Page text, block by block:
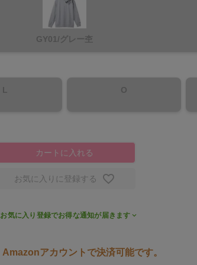
GY01/グレー杢
L O
カートに入れる
お気に入りに登録する
お気に入り登録でお得な通知が届きます
Amazonアカウントで決済可能です。